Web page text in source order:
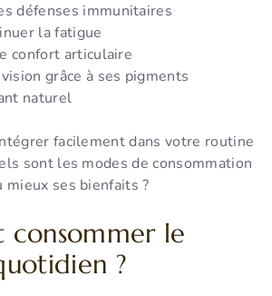
défenses immunitaires
la fatigue
confort articulaire
grâce à ses pigments
naturel
facilement dans votre routine
sont les modes de consommation
mieux ses bienfaits ?
consommer le
?